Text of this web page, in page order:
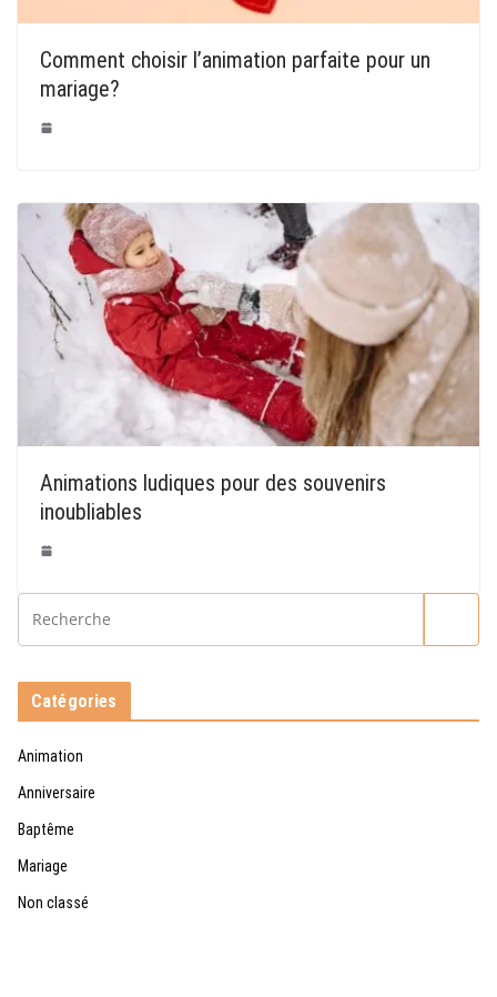
Comment choisir l’animation parfaite pour un
mariage?
Animations ludiques pour des souvenirs
inoubliables
Catégories
Animation
Anniversaire
Baptême
Mariage
Non classé